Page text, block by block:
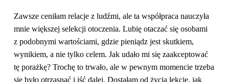
Zawsze ceniłam relacje z ludźmi, ale ta współpraca nauczyła
mnie większej selekcji otoczenia. Lubię otaczać się osobami
z podobnymi wartościami, gdzie pieniądz jest skutkiem,
wynikiem, a nie tylko celem. Jak udało mi się zaakceptować
tę porażkę? Trochę to trwało, ale w pewnym momencie trzeba
się było otrząsnąć i iść dalej. Dostałam od życia lekcję, jak